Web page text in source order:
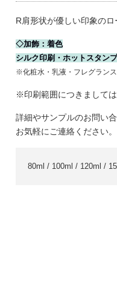
R肩形状が優しい印象の
◇加飾：着色
シルク印刷・ホットスタン
※化粧水・乳液・フレグラン
※印刷範囲につきまして
詳細やサンプルのお問い
お気軽にご連絡ください。
80ml / 100ml / 120ml /